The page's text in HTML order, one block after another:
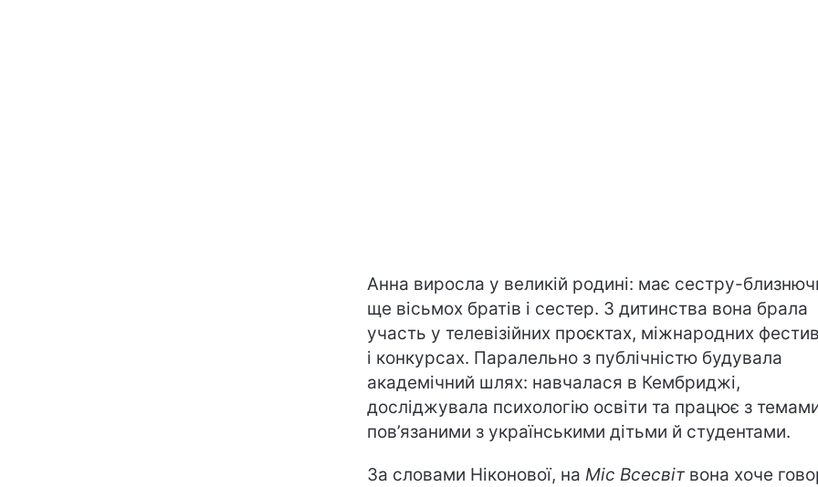
Анна виросла у великій родині: має сестру-
ще вісьмох братів і сестер. З дитинства вона брала
участь у телевізійних проєктах, міжнародних
і конкурсах. Паралельно з публічністю будувала
академічний шлях: навчалася в Кембриджі,
досліджувала психологію освіти та працює з
пов’язаними з українськими дітьми й студентами.
За словами Ніконової, на Міс Всесвіт вона хоче